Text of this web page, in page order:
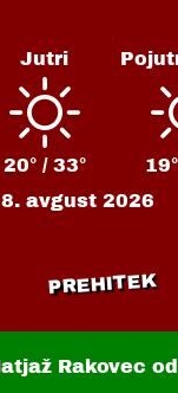
Jutri
20° / 33°
8. avgust 2026
PREHITEK
Rakovec